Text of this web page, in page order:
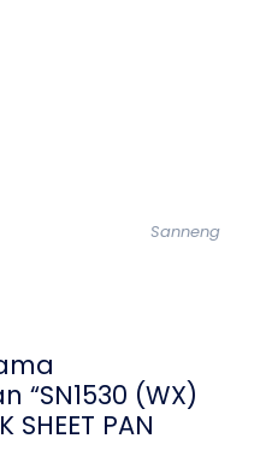
Sanneng
(WX)
SHEET PAN